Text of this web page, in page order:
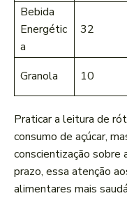
Bebida
Energétic
a
32
Granola 10
Praticar a leitura de
consumo de açúcar,‌
conscientização sobre
prazo, essa atenção
alimentares mais